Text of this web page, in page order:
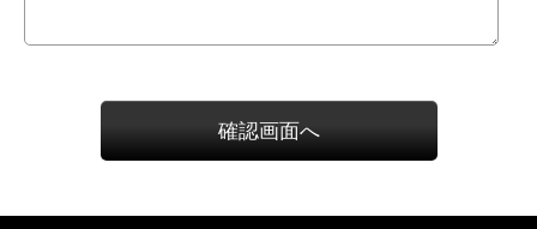
確認画面へ